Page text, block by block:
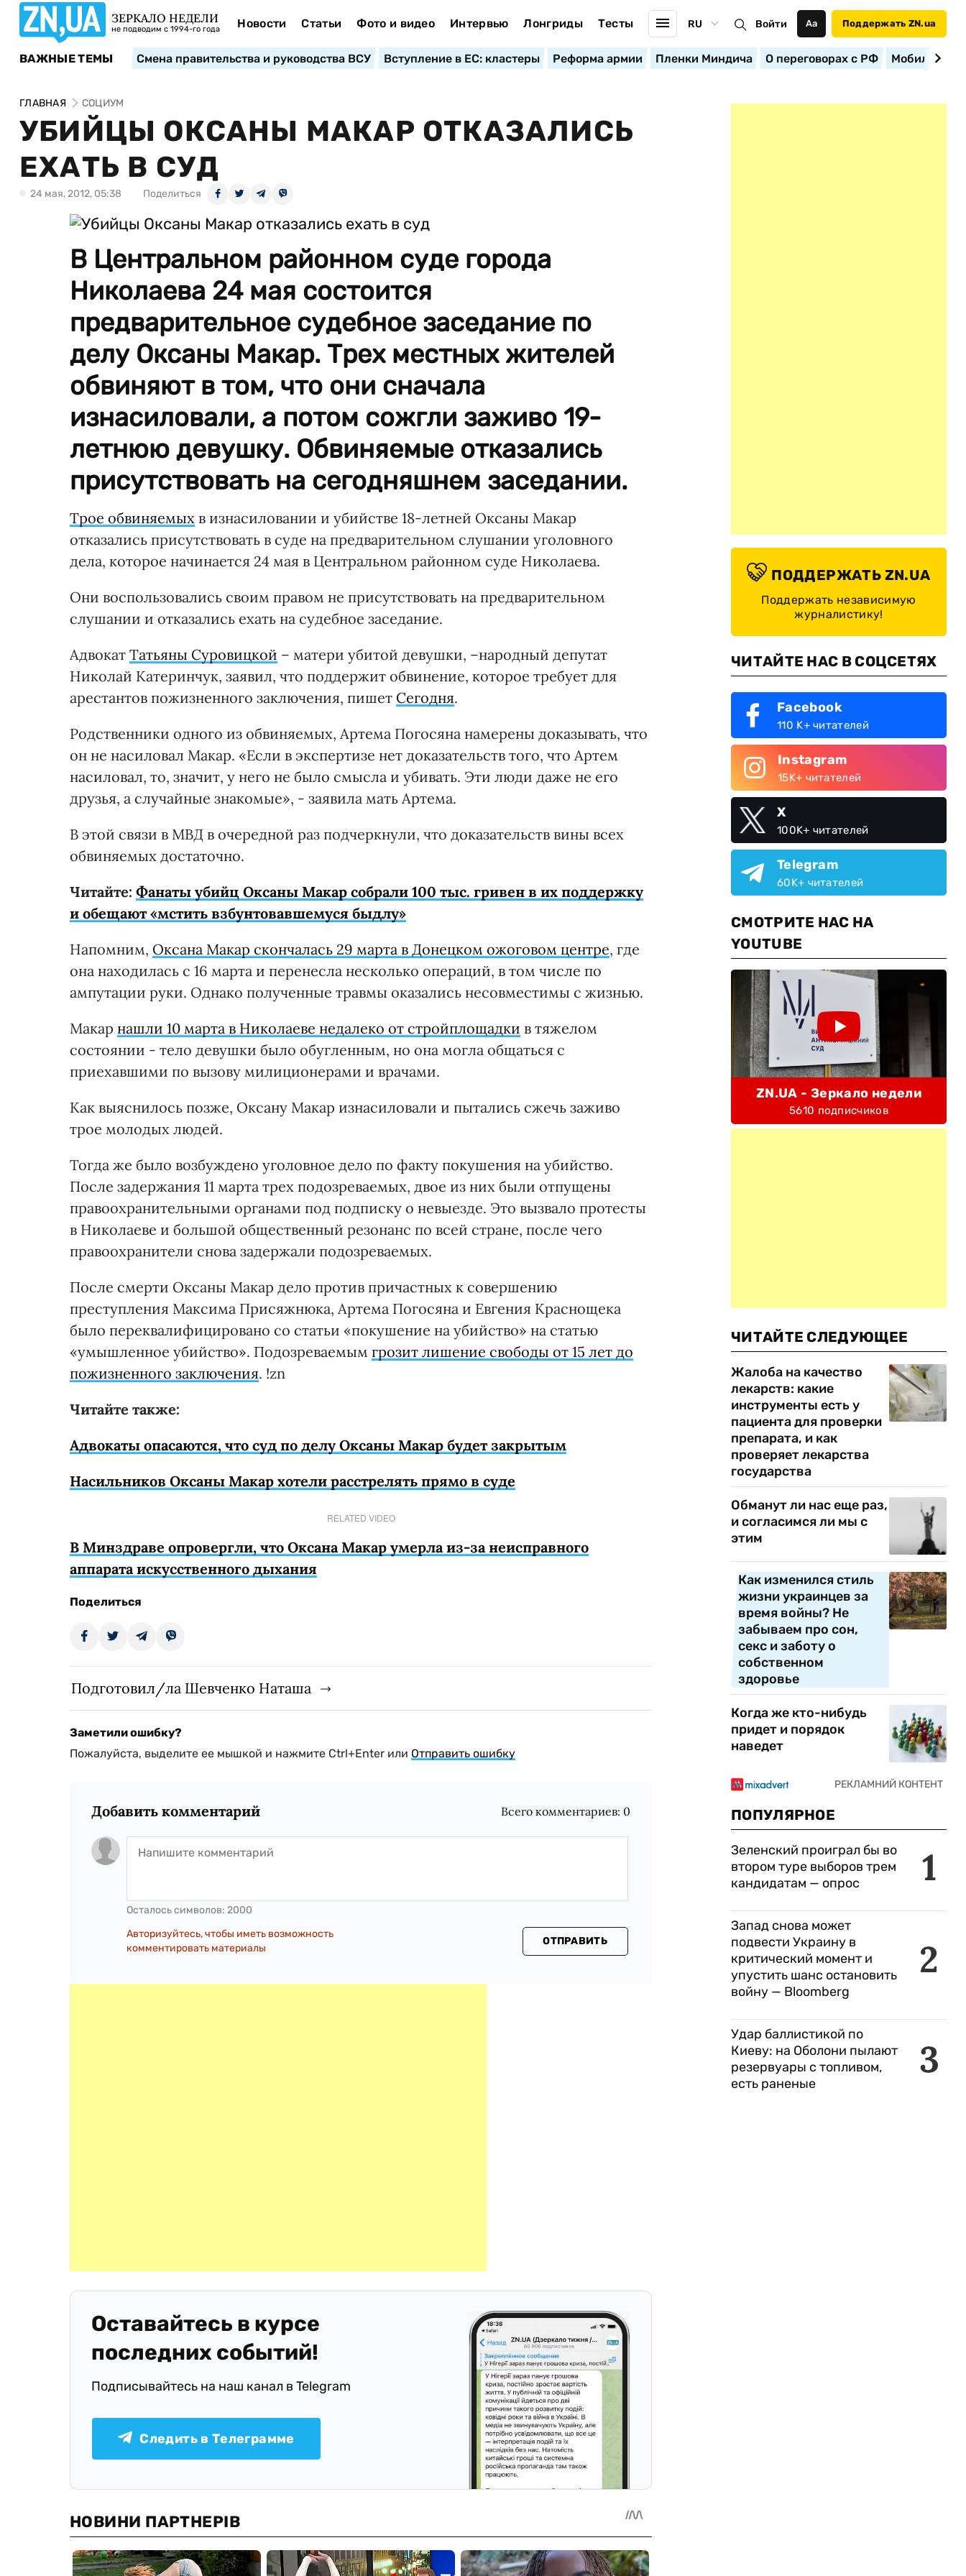
ЗЕРКАЛО НЕДЕЛИ
не подводим с 1994-го года Новости Статьи Фото и видео Интервью Лонгриды Тесты RU Войти Аа Поддержать ZN.ua
ВАЖНЫЕ ТЕМЫ Смена правительства и руководства ВСУ Вступление в ЕС: кластеры Реформа армии Пленки Миндича О переговорах с РФ
ГЛАВНАЯ СОЦИУМ
УБИЙЦЫ ОКСАНЫ МАКАР ОТКАЗАЛИСЬ
ЕХАТЬ В СУД
24 мая, 2012, 05:38 Поделиться
В Центральном районном суде города
Николаева 24 мая состоится
предварительное судебное заседание по
делу Оксаны Макар. Трех местных жителей
обвиняют в том, что они сначала
изнасиловали, а потом сожгли заживо 19-
летнюю девушку. Обвиняемые отказались
присутствовать на сегодняшнем заседании.
Трое обвиняемых в изнасиловании и убийстве 18-летней Оксаны Макар
отказались присутствовать в суде на предварительном слушании уголовного
дела, которое начинается 24 мая в Центральном районном суде Николаева.
Они воспользовались своим правом не присутствовать на предварительном
слушании и отказались ехать на судебное заседание.
Адвокат Татьяны Суровицкой – матери убитой девушки, –народный депутат
Николай Катеринчук, заявил, что поддержит обвинение, которое требует для
арестантов пожизненного заключения, пишет Сегодня.
Родственники одного из обвиняемых, Артема Погосяна намерены доказывать, что
он не насиловал Макар. «Если в экспертизе нет доказательств того, что Артем
насиловал, то, значит, у него не было смысла и убивать. Эти люди даже не его
друзья, а случайные знакомые», - заявила мать Артема.
В этой связи в МВД в очередной раз подчеркнули, что доказательств вины всех
обвиняемых достаточно.
Читайте: Фанаты убийц Оксаны Макар собрали 100 тыс. гривен в их поддержку
и обещают «мстить взбунтовавшемуся быдлу»
Напомним, Оксана Макар скончалась 29 марта в Донецком ожоговом центре, где
она находилась с 16 марта и перенесла несколько операций, в том числе по
ампутации руки. Однако полученные травмы оказались несовместимы с жизнью.
Макар нашли 10 марта в Николаеве недалеко от стройплощадки в тяжелом
состоянии - тело девушки было обугленным, но она могла общаться с
приехавшими по вызову милиционерами и врачами.
Как выяснилось позже, Оксану Макар изнасиловали и пытались сжечь заживо
трое молодых людей.
Тогда же было возбуждено уголовное дело по факту покушения на убийство.
После задержания 11 марта трех подозреваемых, двое из них были отпущены
правоохранительными органами под подписку о невыезде. Это вызвало протесты
в Николаеве и большой общественный резонанс по всей стране, после чего
правоохранители снова задержали подозреваемых.
После смерти Оксаны Макар дело против причастных к совершению
преступления Максима Присяжнюка, Артема Погосяна и Евгения Краснощека
было переквалифицировано со статьи «покушение на убийство» на статью
«умышленное убийство». Подозреваемым грозит лишение свободы от 15 лет до
пожизненного заключения. !zn
Читайте также:
Адвокаты опасаются, что суд по делу Оксаны Макар будет закрытым
Насильников Оксаны Макар хотели расстрелять прямо в суде
RELATED VIDEO
В Минздраве опровергли, что Оксана Макар умерла из-за неисправного
аппарата искусственного дыхания
Поделиться
Подготовил/ла Шевченко Наташа
Заметили ошибку?
Пожалуйста, выделите ее мышкой и нажмите Ctrl+Enter или Отправить ошибку
Добавить комментарий Всего комментариев: 0
Осталось символов: 2000
Авторизуйтесь, чтобы иметь возможность
комментировать материалы
ОТПРАВИТЬ
Оставайтесь в курсе
последних событий!
Подписывайтесь на наш канал в Telegram
Следить в Телеграмме
ПОДДЕРЖАТЬ ZN.UA
Поддержать независимую
журналистику!
ЧИТАЙТЕ НАС В СОЦСЕТЯХ
Facebook
110 K+ читателей
Instagram
15K+ читателей
X
100K+ читателей
Telegram
60K+ читателей
СМОТРИТЕ НАС НА
YOUTUBE
ZN.UA - Зеркало недели
5610 подписчиков
ЧИТАЙТЕ СЛЕДУЮЩЕЕ
Жалоба на качество
лекарств: какие
инструменты есть у
пациента для проверки
препарата, и как
проверяет лекарства
государства
Обманут ли нас еще раз,
и согласимся ли мы с
этим
Как изменился стиль
жизни украинцев за
время войны? Не
забываем про сон,
секс и заботу о
собственном
здоровье
Когда же кто-нибудь
придет и порядок
наведет
ПОПУЛЯРНОЕ
1
Зеленский проиграл бы во
втором туре выборов трем
кандидатам — опрос
2
Запад снова может
подвести Украину в
критический момент и
упустить шанс остановить
войну — Bloomberg
3
Удар баллистикой по
Киеву: на Оболони пылают
резервуары с топливом,
есть раненые